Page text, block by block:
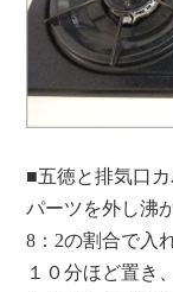
■五徳と排気口
パーツを外し沸
8：2の割合で入
１０分ほど置き